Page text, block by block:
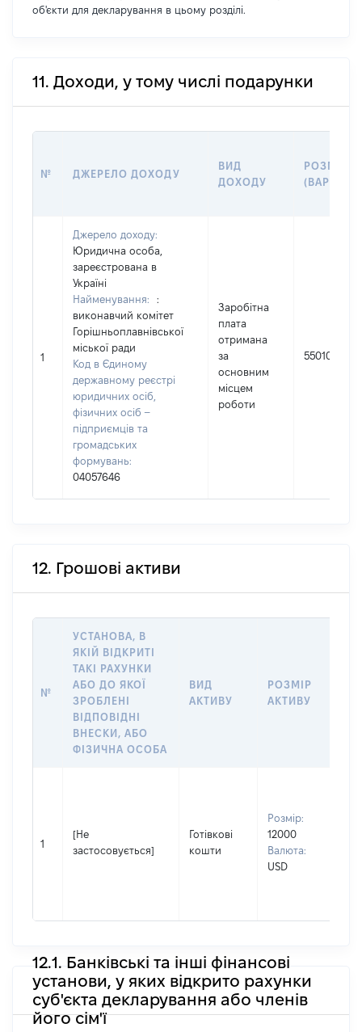
об'єкти для декларування в цьому розділі.
11. Доходи, у тому числі подарунки
№ ДЖЕРЕЛО ДОХОДУ
ВИД
ДОХОДУ
РОЗМІР
1
Джерело доходу:
Юридична особа,
зареєстрована в
Україні
Найменування:
:
виконавчий комітет
Горішньоплавнівської
міської ради
Код в Єдиному
державному реєстрі
юридичних осіб,
фізичних осіб –
підприємців та
громадських
формувань:
04057646
Заробітна
плата
отримана
за
основним
місцем
роботи
550108
12. Грошові активи
№
УСТАНОВА, В
ЯКІЙ ВІДКРИТІ
ТАКІ РАХУНКИ
АБО ДО ЯКОЇ
ЗРОБЛЕНІ
ВІДПОВІДНІ
ВНЕСКИ, АБО
ФІЗИЧНА ОСОБА
ВИД
АКТИВУ
РОЗМІР
АКТИВУ
1
[Не
застосовується]
Готівкові
кошти
Розмір:
12000
Валюта:
USD
12.1. Банківські та інші фінансові
установи, у яких відкрито рахунки
суб'єкта декларування або членів
його сім'ї